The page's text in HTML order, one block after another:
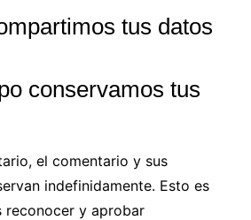
tus datos
conservamos tus
el comentario y sus
indefinidamente. Esto es
reconocer y aprobar